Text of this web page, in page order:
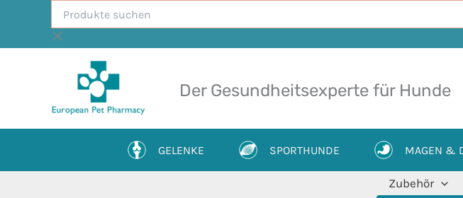
springen
suchen
Der Gesundheitsexperte für Hunde
GELENKE SPORTHUNDE MAGEN &
Zubehör